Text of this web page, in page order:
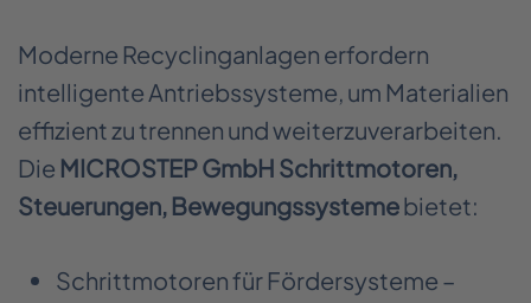
Moderne Recyclinganlagen erfordern
intelligente Antriebssysteme, um Materialien
effizient zu trennen und weiterzuverarbeiten.
Die MICROSTEP GmbH Schrittmotoren,
Steuerungen, Bewegungssystemebietet:
Schrittmotoren für Fördersysteme –